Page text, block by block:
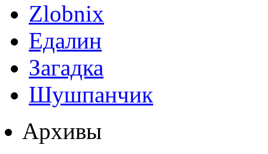
Zlobnix
Едалин
Загадка
Шушпанчик
Архивы